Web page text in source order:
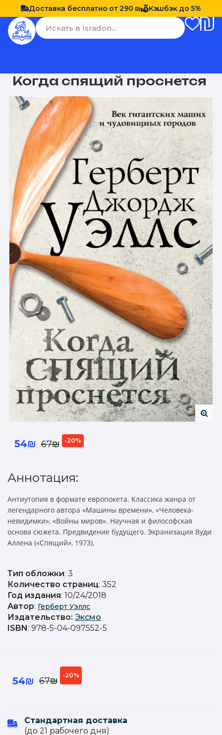
Доставка бесплатно от 290 ₪ Кэшбэк до 5%
Когда спящий проснется
54₪ 67₪ -20%
Аннотация:
Антиутопия в формате европокета. Классика жанра от
легендарного автора «Машины времени», «Человека-
невидимки», «Войны миров». Научная и философская
основа сюжета. Предвидение будущего. Экранизация Вуди
Аллена («Спящий», 1973).
Тип обложки: 3
Количество страниц: 352
Год издания: 10/24/2018
Автор: Герберт Уэллс
Издательство: Эксмо
ISBN: 978-5-04-097552-5
54₪ 67₪
-20%
Стандартная доставка
(до 21 рабочего дня)